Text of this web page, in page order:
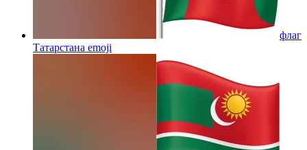
флаг
Татарстана emoji